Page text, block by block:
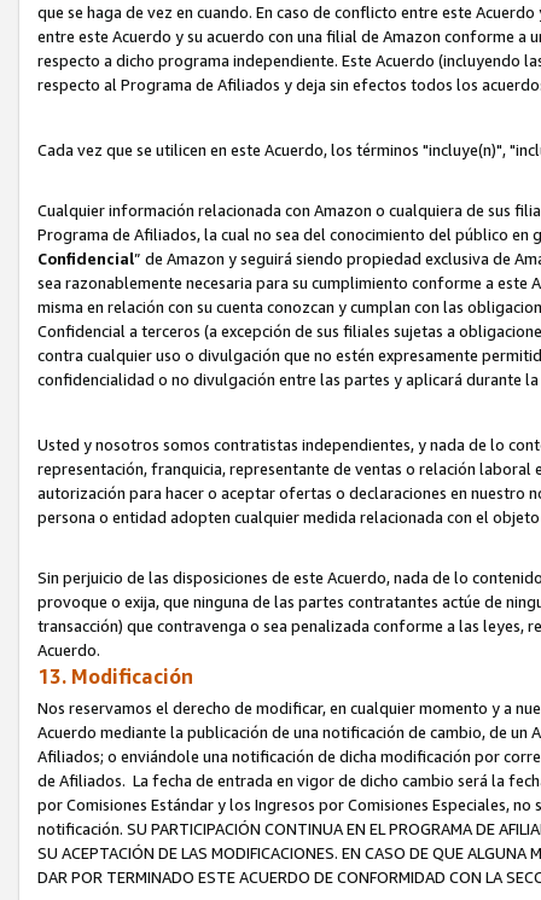
que se haga de vez en cuando. En caso de conflicto entre este
entre este Acuerdo y su acuerdo con una filial de Amazon conforme
respecto a dicho programa independiente. Este Acuerdo (incluyendo
respecto al Programa de Afiliados y deja sin efectos todos los
Cada vez que se utilicen en este Acuerdo, los términos "incluye(n)",
Cualquier información relacionada con Amazon o cualquiera de sus
Programa de Afiliados, la cual no sea del conocimiento del público
Confidencial” de Amazon y seguirá siendo propiedad exclusiva de
sea razonablemente necesaria para su cumplimiento conforme a
misma en relación con su cuenta conozcan y cumplan con las
Confidencial a terceros (a excepción de sus filiales sujetas a
contra cualquier uso o divulgación que no estén expresamente
confidencialidad o no divulgación entre las partes y aplicará durante
Usted y nosotros somos contratistas independientes, y nada de lo
representación, franquicia, representante de ventas o relación
autorización para hacer o aceptar ofertas o declaraciones en nuestro
persona o entidad adopten cualquier medida relacionada con el
Sin perjuicio de las disposiciones de este Acuerdo, nada de lo
provoque o exija, que ninguna de las partes contratantes actúe de
transacción) que contravenga o sea penalizada conforme a las leyes,
Acuerdo.
13. Modificación
Nos reservamos el derecho de modificar, en cualquier momento y a
Acuerdo mediante la publicación de una notificación de cambio, de
Afiliados; o enviándole una notificación de dicha modificación por
de Afiliados. La fecha de entrada en vigor de dicho cambio será la
por Comisiones Estándar y los Ingresos por Comisiones Especiales,
notificación. SU PARTICIPACIÓN CONTINUA EN EL PROGRAMA DE
SU ACEPTACIÓN DE LAS MODIFICACIONES. EN CASO DE QUE ALGUNA
DAR POR TERMINADO ESTE ACUERDO DE CONFORMIDAD CON LA